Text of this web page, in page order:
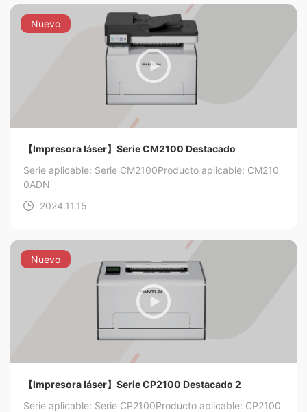
Nuevo
【Impresora láser】Serie CM2100 Destacado
Serie aplicable: Serie CM2100Producto aplicable: CM210
0ADN
2024.11.15
Nuevo
【Impresora láser】Serie CP2100 Destacado 2
Serie aplicable: Serie CP2100Producto aplicable: CP2100